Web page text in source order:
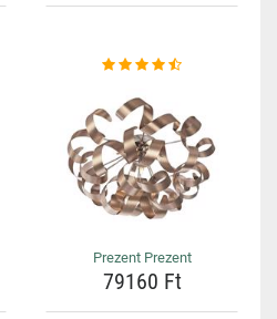
Prezent Prezent
79160 Ft